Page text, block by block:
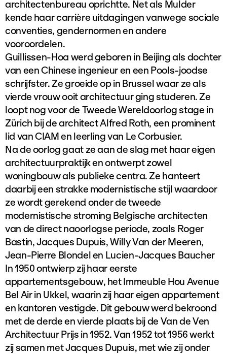
architectenbureau oprichtte. Net als Mulder
kende haar carrière uitdagingen vanwege sociale
conventies, gendernormen en andere
vooroordelen.
Guillissen-Hoa werd geboren in Beijing als dochter
van een Chinese ingenieur en een Pools-joodse
schrijfster. Ze groeide op in Brussel waar ze als
vierde vrouw ooit architectuur ging studeren. Ze
loopt nog voor de Tweede Wereldoorlog stage in
Zürich bij de architect Alfred Roth, een prominent
lid van CIAM en leerling van Le Corbusier.
Na de oorlog gaat ze aan de slag met haar eigen
architectuurpraktijk en ontwerpt zowel
woningbouw als publieke centra. Ze hanteert
daarbij een strakke modernistische stijl waardoor
ze wordt gerekend onder de tweede
modernistische stroming Belgische architecten
van de direct naoorlogse periode, zoals Roger
Bastin, Jacques Dupuis, Willy Van der Meeren,
Jean-Pierre Blondel en Lucien-Jacques Baucher
In 1950 ontwierp zij haar eerste
appartementsgebouw, het Immeuble Hou Avenue
Bel Air in Ukkel, waarin zij haar eigen appartement
en kantoren vestigde. Dit gebouw werd bekroond
met de derde en vierde plaats bij de Van de Ven
Architectuur Prijs in 1952. Van 1952 tot 1956 werkt
zij samen met Jacques Dupuis, met wie zij onder